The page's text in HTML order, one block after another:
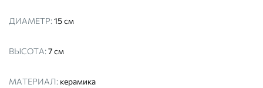
ДИАМЕТР:15 см
ВЫСОТА:7 см
МАТЕРИАЛ: керамика